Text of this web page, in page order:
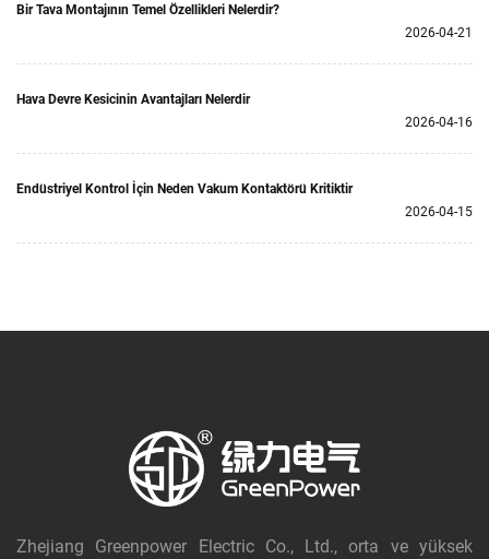
Bir Tava Montajının Temel Özellikleri Nelerdir?
2026-04-21
Hava Devre Kesicinin Avantajları Nelerdir
2026-04-16
Endüstriyel Kontrol İçin Neden Vakum Kontaktörü Kritiktir
2026-04-15
Zhejiang Greenpower Electric Co., Ltd., orta ve yüksek